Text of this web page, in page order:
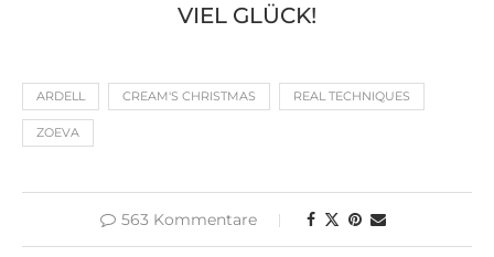
VIEL GLÜCK!
ARDELL CREAM'S CHRISTMAS REAL TECHNIQUES
ZOEVA
563 Kommentare